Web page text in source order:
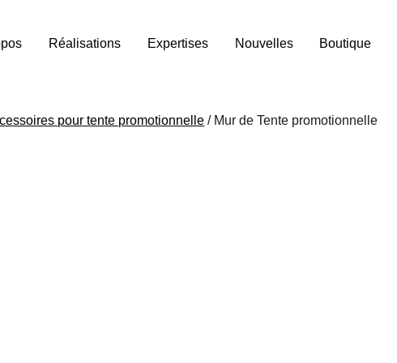
Réalisations Expertises Nouvelles Boutique
pour tente promotionnelle / Mur de Tente promotionnelle